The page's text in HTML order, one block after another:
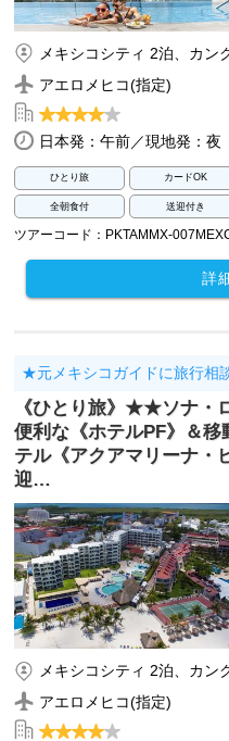
メキシコシティ 2泊、カン
アエロメヒコ(指定)
日本発：午前／現地発：夜
ひとり旅 カードOK
全朝食付 送迎付き
ツアーコード：PKTAMMX-
詳
★元メキシコガイドに旅行相
《ひとり旅》★★ソナ・
便利な《ホテルPF》＆
テル《アクアマリーナ・
迎…
メキシコシティ 2泊、カン
アエロメヒコ(指定)